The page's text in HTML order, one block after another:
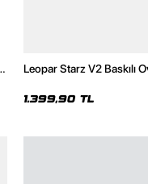
Leopar Starz V2 Baskılı
1.399,90 TL